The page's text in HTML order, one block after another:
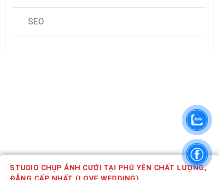
SEO
STUDIO CHỤP ẢNH CƯỚI TẠI PHÚ YÊN CHẤT LƯỢNG,